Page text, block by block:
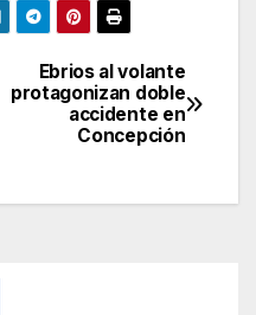
Ebrios al volante
protagonizan doble
accidente en
Concepción